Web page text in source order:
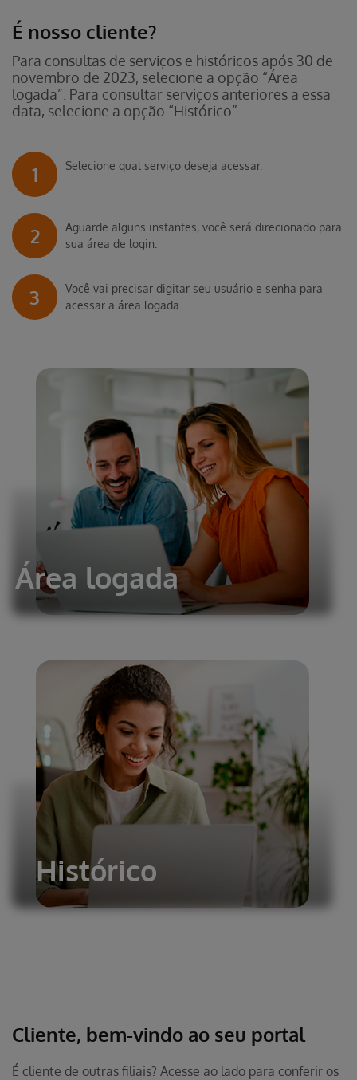
É nosso cliente?
Para consultas de serviços e históricos após 30 de
novembro de 2023, selecione a opção “Área
logada”. Para consultar serviços anteriores a essa
data, selecione a opção “Histórico”.
1 Selecione qual serviço deseja acessar.
2
Aguarde alguns instantes, você será direcionado para
sua área de login.
3
Você vai precisar digitar seu usuário e senha para
acessar a área logada.
Área logada
Histórico
Cliente, bem-vindo ao seu portal
É cliente de outras filiais? Acesse ao lado para conferir os